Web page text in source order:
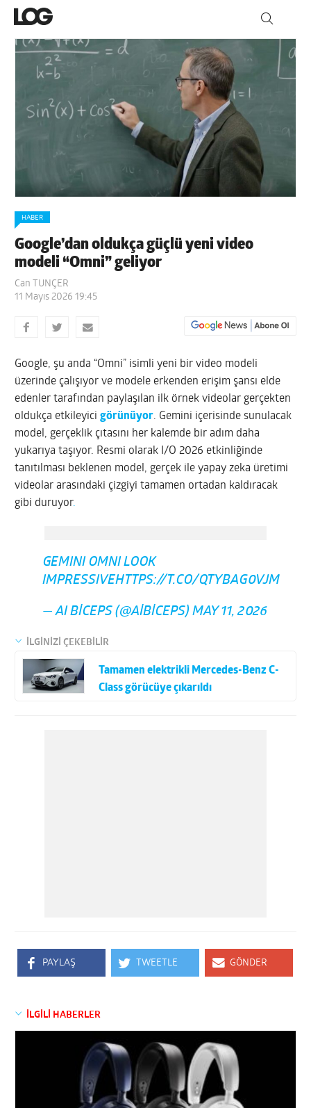
HABER
Google’dan oldukça güçlü yeni video
modeli “Omni” geliyor
Can TUNÇER
11 Mayıs 2026 19:45
Google, şu anda “Omni” isimli yeni bir video modeli
üzerinde çalışıyor ve modele erkenden erişim şansı elde
edenler tarafından paylaşılan ilk örnek videolar gerçekten
oldukça etkileyicigörünüyor. Gemini içerisinde sunulacak
model, gerçeklik çıtasını her kalemde bir adım daha
yukarıya taşıyor. Resmi olarak I/O 2026 etkinliğinde
tanıtılması beklenen model, gerçek ile yapay zeka üretimi
videolar arasındaki çizgiyi tamamen ortadan kaldıracak
gibi duruyor.
GEMINI OMNI LOOK
IMPRESSIVEHTTPS://T.CO/QTYBAG0VJM
— AI BICEPS (@AIBICEPS)MAY 11, 2026
İLGİNİZİ ÇEKEBİLİR
Tamamen elektrikli Mercedes-Benz C-
Class görücüye çıkarıldı
PAYLAŞ TWEETLE GÖNDER
İLGİLİ HABERLER